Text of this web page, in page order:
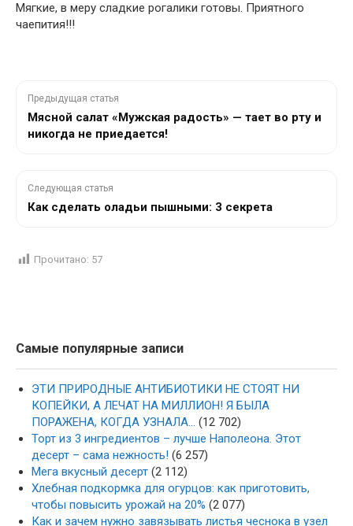
Мягкие, в меру сладкие рогалики готовы. Приятного
чаепития!!!
Предыдущая статья
Мясной салат «Мужская радость» — тает во рту и
никогда не приедается!
Следующая статья
Как сделать оладьи пышными: 3 секрета
Прочитано: 57
Самые популярные записи
ЭТИ ПРИРОДНЫЕ АНТИБИОТИКИ НЕ СТОЯТ НИ
КОПЕЙКИ, А ЛЕЧАТ НА МИЛЛИОН! Я БЫЛА
ПОРАЖЕНА, КОГДА УЗНАЛА… (12 702)
Торт из 3 ингредиентов – лучше Наполеона. Этот
десерт – сама нежность! (6 257)
Мега вкусный десерт (2 112)
Хлебная подкормка для огурцов: как приготовить,
чтобы повысить урожай на 20% (2 077)
Как и зачем нужно завязывать листья чеснока в узел